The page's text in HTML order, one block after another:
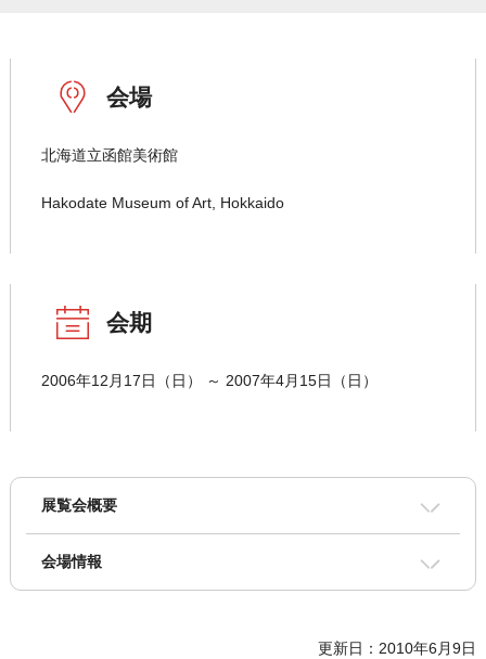
会場
北海道立函館美術館
Hakodate Museum of Art, Hokkaido
会期
2006年12月17日（日） ～ 2007年4月15日（日）
展覧会概要
会場情報
更新日：2010年6月9日